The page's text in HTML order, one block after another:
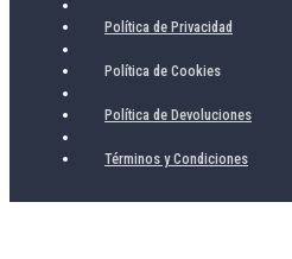
Política de Privacidad
Política de Cookies
Política de Devoluciones
Términos y Condiciones